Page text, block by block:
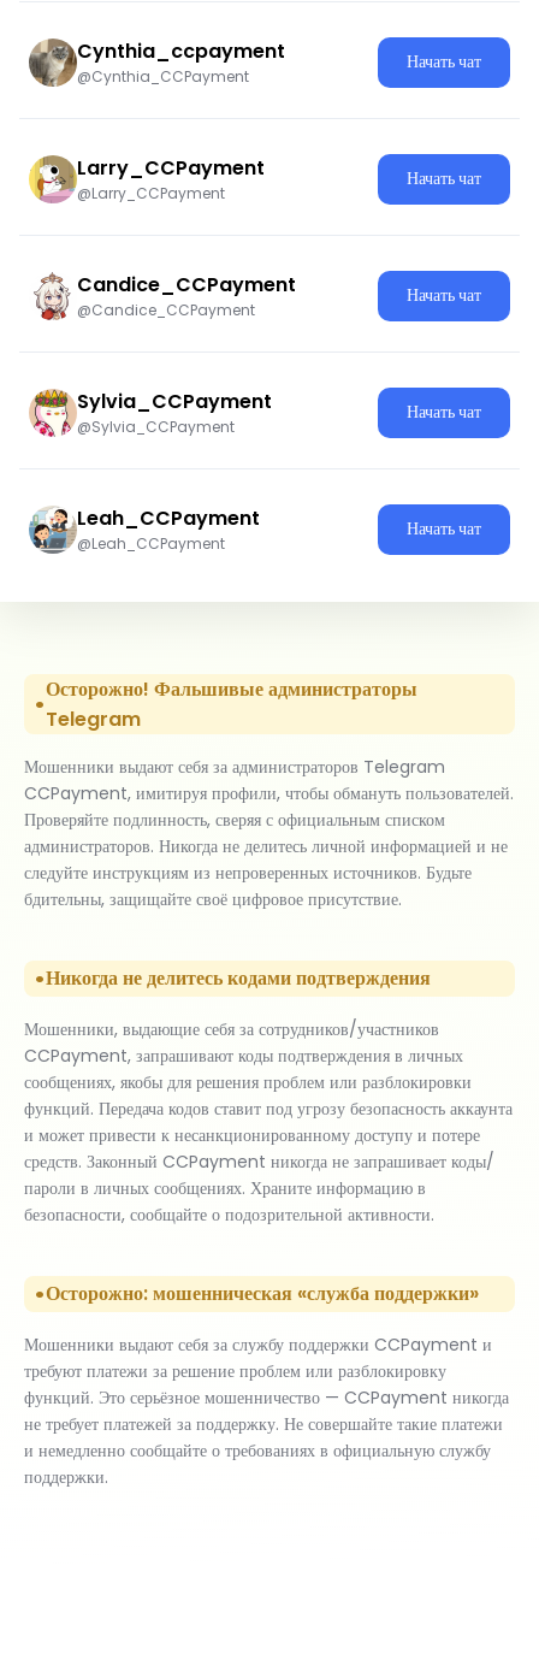
Cynthia_ccpayment
@Cynthia_CCPayment
Начать чат
Larry_CCPayment
@Larry_CCPayment
Начать чат
Candice_CCPayment
@Candice_CCPayment
Начать чат
Sylvia_CCPayment
@Sylvia_CCPayment
Начать чат
Leah_CCPayment
@Leah_CCPayment
Начать чат
Осторожно! Фальшивые администраторы
Telegram
Мошенники выдают себя за администраторов Telegram
CCPayment, имитируя профили, чтобы обмануть пользователей.
Проверяйте подлинность, сверяя с официальным списком
администраторов. Никогда не делитесь личной информацией и не
следуйте инструкциям из непроверенных источников. Будьте
бдительны, защищайте своё цифровое присутствие.
Никогда не делитесь кодами подтверждения
Мошенники, выдающие себя за сотрудников/участников
CCPayment, запрашивают коды подтверждения в личных
сообщениях, якобы для решения проблем или разблокировки
функций. Передача кодов ставит под угрозу безопасность аккаунта
и может привести к несанкционированному доступу и потере
средств. Законный CCPayment никогда не запрашивает коды/
пароли в личных сообщениях. Храните информацию в
безопасности, сообщайте о подозрительной активности.
Осторожно: мошенническая «служба поддержки»
Мошенники выдают себя за службу поддержки CCPayment и
требуют платежи за решение проблем или разблокировку
функций. Это серьёзное мошенничество — CCPayment никогда
не требует платежей за поддержку. Не совершайте такие платежи
и немедленно сообщайте о требованиях в официальную службу
поддержки.